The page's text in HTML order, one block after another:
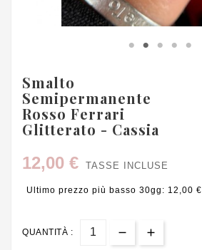
Smalto
Semipermanente
Rosso Ferrari
Glitterato - Cassia
12,00 €
TASSE INCLUSE
Ultimo prezzo più basso 30gg: 12,00 €
QUANTITÀ :